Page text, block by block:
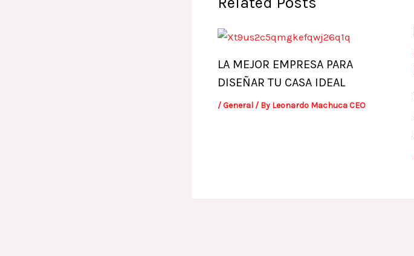
LA MEJOR EMPRESA PARA
DISEÑAR TU CASA IDEAL
/General/ By Leonardo Machuca CEO